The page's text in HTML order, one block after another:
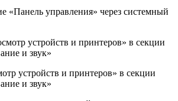
«Панель управления» через системный
устройств и принтеров» в секции
и звук»